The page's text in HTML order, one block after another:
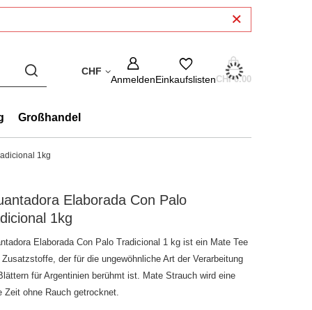
CHF
AnmeldenEinkaufslistenCHF0.00
Großhandel
1kg
Elaborada Con Palo
1kg
Elaborada Con Palo Tradicional 1 kg ist ein Mate Tee
Zusatzstoffe, der für die ungewöhnliche Art der Verarbeitung
für Argentinien berühmt ist. Mate Strauch wird eine
Zeit ohne Rauch getrocknet.